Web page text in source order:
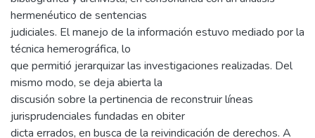
hermenéutico de sentencias
judiciales. El manejo de la información estuvo mediado por la
técnica hemerográfica, lo
que permitió jerarquizar las investigaciones realizadas. Del
mismo modo, se deja abierta la
discusión sobre la pertinencia de reconstruir líneas
jurisprudenciales fundadas en obiter
dicta errados, en busca de la reivindicación de derechos. A